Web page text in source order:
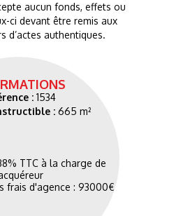
aucun fonds, effets ou
ci devant être remis aux
d’actes authentiques.
: 1534
: 665 m²
TTC à la charge de
frais d'agence : 93000€